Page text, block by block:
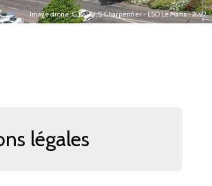
Image drone : G. Bailly, S. Charpentier - ESO Le Mans - 2022.
légales